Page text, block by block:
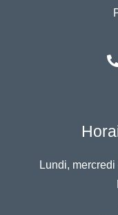
Lundi,